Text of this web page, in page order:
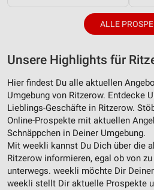
ALLE
Unsere Highlights für
Hier findest Du alle aktuellen
Umgebung von Ritzerow. Entdecke
Lieblings-Geschäfte in Ritzerow.
Online-Prospekte mit aktuellen
Schnäppchen in Deiner Umgebung.
Mit weekli kannst Du Dich über die
Ritzerow informieren, egal ob von
unterwegs. weekli möchte Dir
weekli stellt Dir aktuelle Prospekte